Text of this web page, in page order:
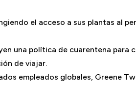
el acceso a sus plantas al
una política de cuarentena para
de viajar.
empleados globales, Greene